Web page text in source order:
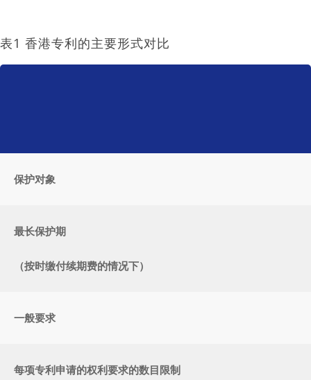
表1 香港专利的主要形式对比
保护对象
最长保护期
（按时缴付续期费的情况下）
一般要求
每项专利申请的权利要求的数目限制